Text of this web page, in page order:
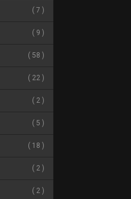
7
9
58
22
2
5
18
2
2